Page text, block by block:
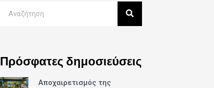
Πρόσφατες δημοσιεύσεις
Αποχαιρετισμός της